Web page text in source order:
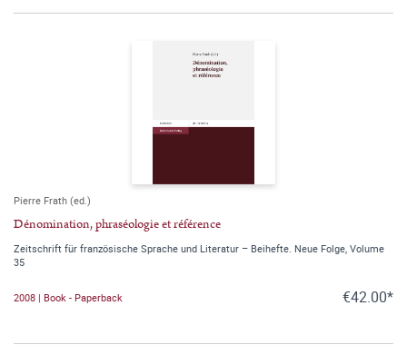
Pierre Frath (ed.)
Dénomination, phraséologie et référence
Zeitschrift für französische Sprache und Literatur – Beihefte. Neue Folge, Volume
35
2008 | Book - Paperback €42.00*